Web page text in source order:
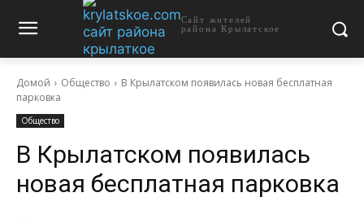
Сайт жителей
района Крылатское
Домой Общество
В Крылатском появилась новая бесплатная
парковка
Общество
В Крылатском появилась
новая бесплатная парковка